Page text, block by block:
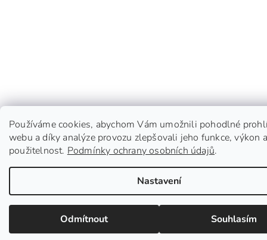
Používáme cookies, abychom Vám umožnili pohodlné
webu a díky analýze provozu zlepšovali jeho funkce, výkon a
použitelnost. Podmínky ochrany osobních údajů.
Nastavení
Odmítnout Souhlasím